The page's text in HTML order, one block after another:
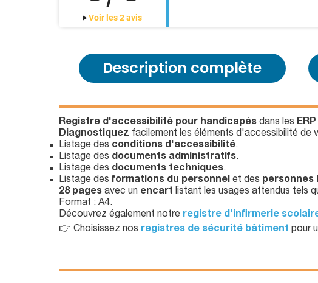
Voir les 2 avis
Description complète
Registre d'accessibilité pour handicapés dans les ERP
Diagnostiquez facilement les éléments d'accessibilité de
Listage des conditions d'accessibilité.
Listage des documents administratifs.
Listage des documents techniques.
Listage des formations du personnel et des personnes
28 pages avec un encart listant les usages attendus tels
Format : A4.
Découvrez également notre registre d'infirmerie
👉 Choisissez nos registres de sécurité bâtiment pour